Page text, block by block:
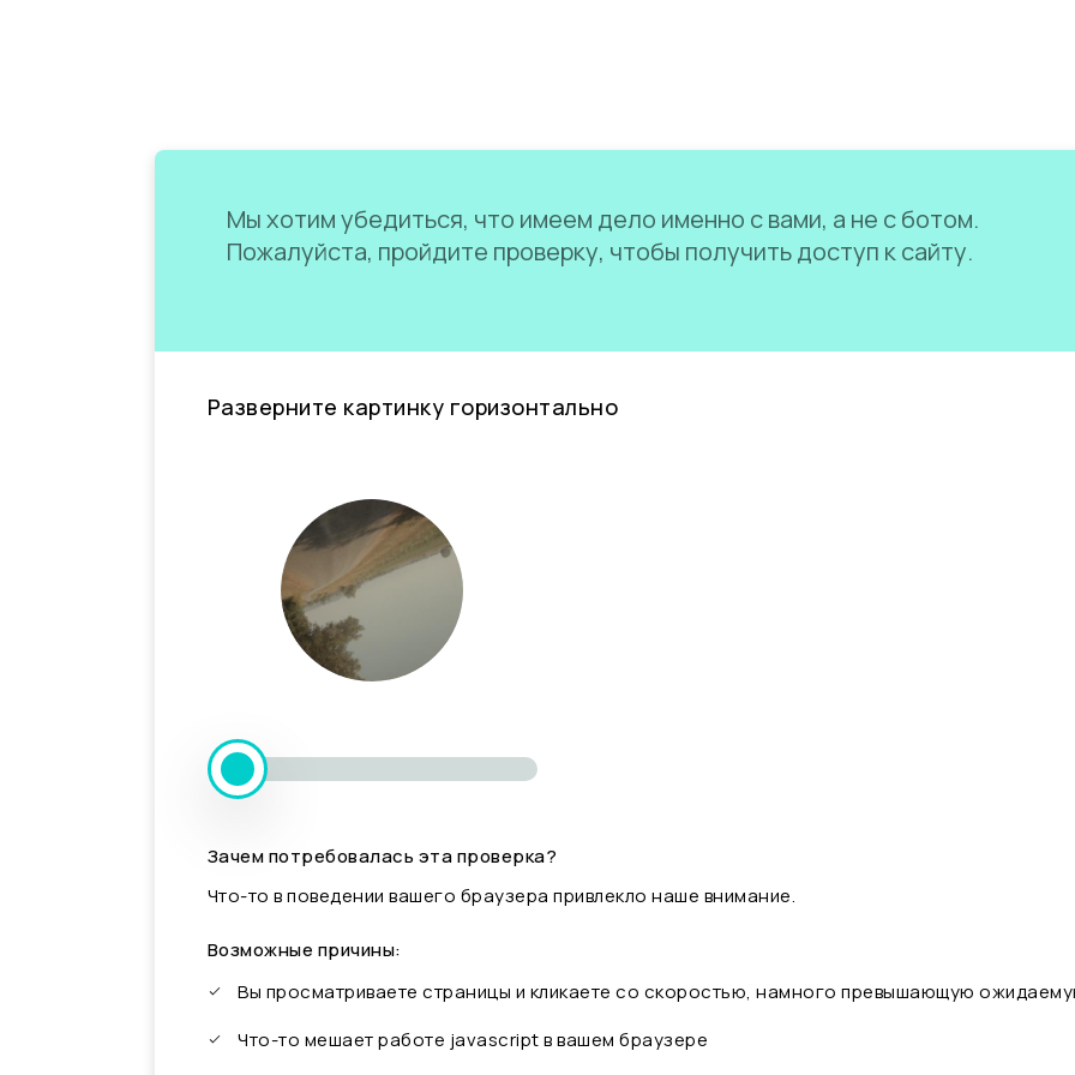
Мы хотим убедиться, что имеем дело именно с вами, а не с ботом.
Пожалуйста, пройдите проверку, чтобы получить доступ к сайту.
Разверните картинку горизонтально
Зачем потребовалась эта проверка?
Что-то в поведении вашего браузера привлекло наше внимание.
Возможные причины:
Вы просматриваете страницы и кликаете со скоростью, намного превышающую
Что-то мешает работе javascript в вашем браузере